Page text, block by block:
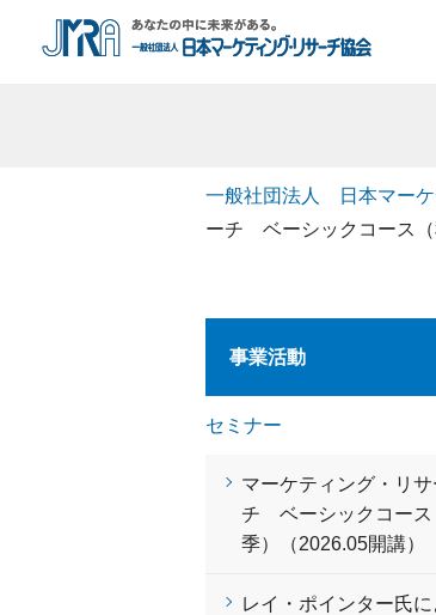
一般社団法人 日本マーケ
ーチ ベーシックコース（
事業活動
セミナー
マーケティング・リサ
チ ベーシックコース
季）（2026.05開講）
レイ・ポインター氏に